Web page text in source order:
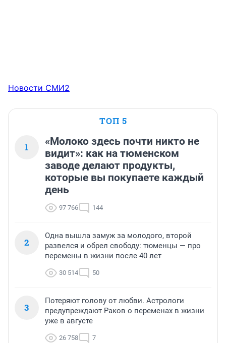
Новости СМИ2
ТОП 5
1
«Молоко здесь почти никто не
видит»: как на тюменском
заводе делают продукты,
которые вы покупаете каждый
день
97 766 144
2
Одна вышла замуж за молодого, второй
развелся и обрел свободу: тюменцы — про
перемены в жизни после 40 лет
30 514 50
3
Потеряют голову от любви. Астрологи
предупреждают Раков о переменах в жизни
уже в августе
26 758 7